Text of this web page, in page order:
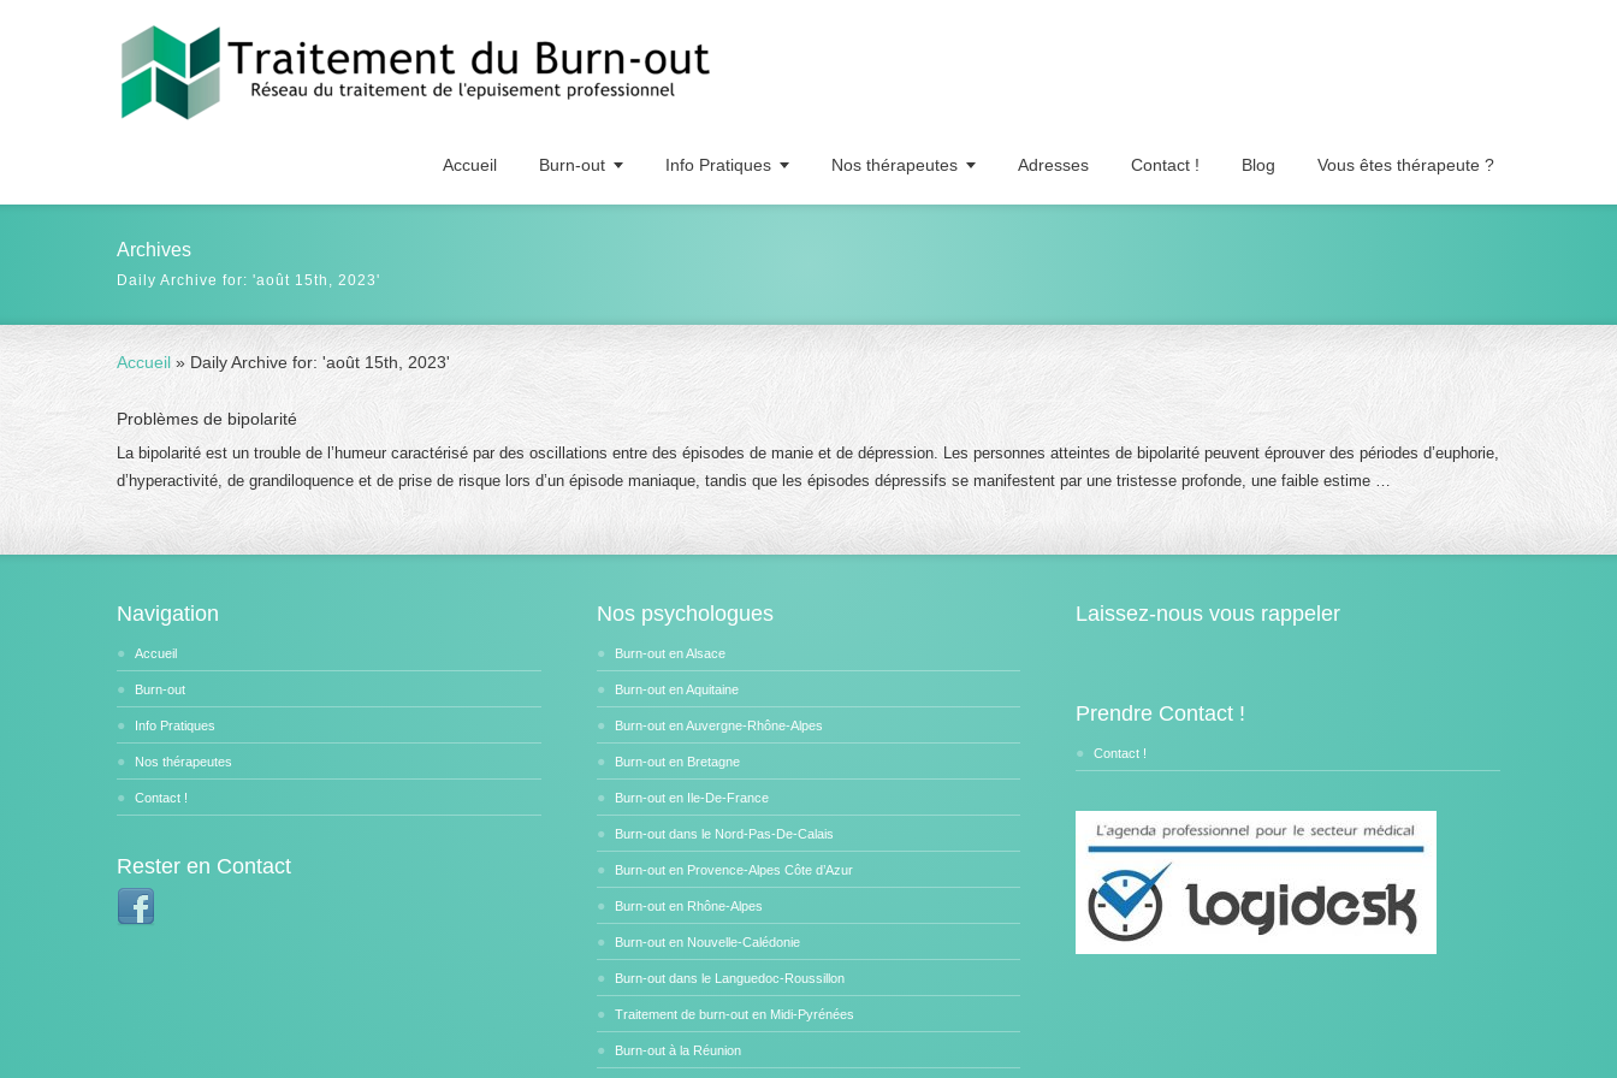
Accueil Burn-out Info Pratiques Nos thérapeutes Adresses Contact ! Blog Vous êtes thérapeute ?
Archives
Daily Archive for: 'août 15th, 2023'
Accueil » Daily Archive for: 'août 15th, 2023'
Problèmes de bipolarité
La bipolarité est un trouble de l’humeur caractérisé par des oscillations entre des épisodes de manie et de dépression. Les personnes atteintes de bipolarité peuvent éprouver des périodes d’euphorie,
d’hyperactivité, de grandiloquence et de prise de risque lors d’un épisode maniaque, tandis que les épisodes dépressifs se manifestent par une tristesse profonde, une faible estime …
Navigation
Accueil
Burn-out
Info Pratiques
Nos thérapeutes
Contact !
Rester en Contact
Nos psychologues
Burn-out en Alsace
Burn-out en Aquitaine
Burn-out en Auvergne-Rhône-Alpes
Burn-out en Bretagne
Burn-out en Ile-De-France
Burn-out dans le Nord-Pas-De-Calais
Burn-out en Provence-Alpes Côte d’Azur
Burn-out en Rhône-Alpes
Burn-out en Nouvelle-Calédonie
Burn-out dans le Languedoc-Roussillon
Traitement de burn-out en Midi-Pyrénées
Burn-out à la Réunion
Laissez-nous vous rappeler
Prendre Contact !
Contact !